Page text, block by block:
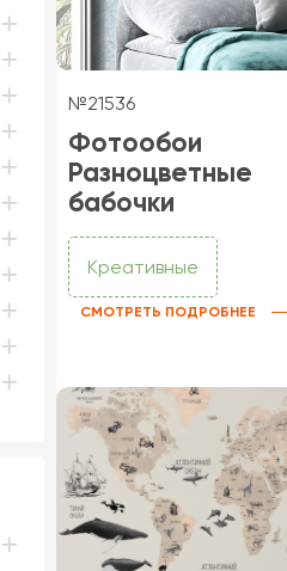
№21536
Фотообои
Разноцветные
бабочки
Креативные
СМОТРЕТЬ ПОДРОБНЕЕ